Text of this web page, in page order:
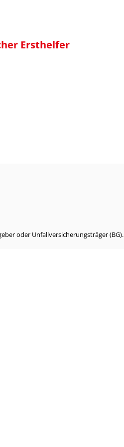
Ersthelfer
oder Unfallversicherungsträger (BG).